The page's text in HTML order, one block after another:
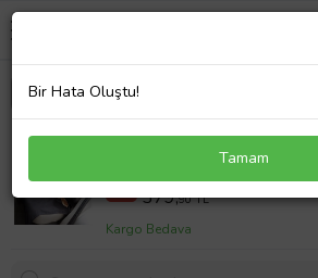
Araç İçi Oto Koltuk Kılıfı Kedi
Koruyucu (Siyah)
%34 575,90 TL
379,90 TL
Kargo Bedava
Bir Hata Oluştu!
Tamam